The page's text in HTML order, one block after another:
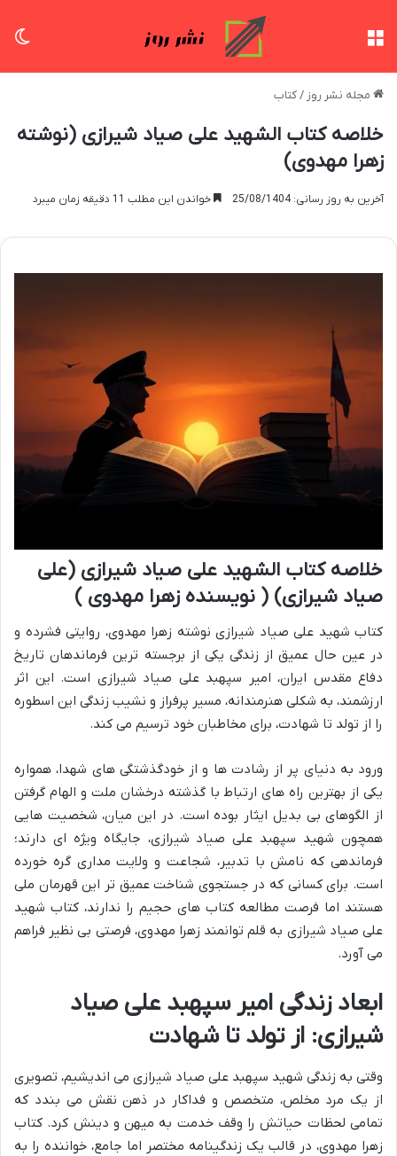
مجله نشر روز /کتاب
خلاصه کتاب الشهید علی صیاد شیرازی (نوشته
زهرا مهدوی)
آخرین به روز رسانی: 25/08/1404 خواندن این مطلب 11 دقیقه زمان میبرد
خلاصه کتاب الشهید علی صیاد شیرازی (علی
صیاد شیرازی) ( نویسنده زهرا مهدوی )
کتاب شهید علی صیاد شیرازی نوشته زهرا مهدوی، روایتی فشرده و
در عین حال عمیق از زندگی یکی از برجسته ترین فرماندهان تاریخ
دفاع مقدس ایران، امیر سپهبد علی صیاد شیرازی است. این اثر
ارزشمند، به شکلی هنرمندانه، مسیر پرفراز و نشیب زندگی این اسطوره
را از تولد تا شهادت، برای مخاطبان خود ترسیم می کند.
ورود به دنیای پر از رشادت ها و از خودگذشتگی های شهدا، همواره
یکی از بهترین راه های ارتباط با گذشته درخشان ملت و الهام گرفتن
از الگوهای بی بدیل ایثار بوده است. در این میان، شخصیت هایی
همچون شهید سپهبد علی صیاد شیرازی، جایگاه ویژه ای دارند؛
فرماندهی که نامش با تدبیر، شجاعت و ولایت مداری گره خورده
است. برای کسانی که در جستجوی شناخت عمیق تر این قهرمان ملی
هستند اما فرصت مطالعه کتاب های حجیم را ندارند، کتاب شهید
علی صیاد شیرازی به قلم توانمند زهرا مهدوی، فرصتی بی نظیر فراهم
می آورد.
ابعاد زندگی امیر سپهبد علی صیاد
شیرازی: از تولد تا شهادت
وقتی به زندگی شهید سپهبد علی صیاد شیرازی می اندیشیم، تصویری
از یک مرد مخلص، متخصص و فداکار در ذهن نقش می بندد که
تمامی لحظات حیاتش را وقف خدمت به میهن و دینش کرد. کتاب
زهرا مهدوی، در قالب یک زندگینامه مختصر اما جامع، خواننده را به